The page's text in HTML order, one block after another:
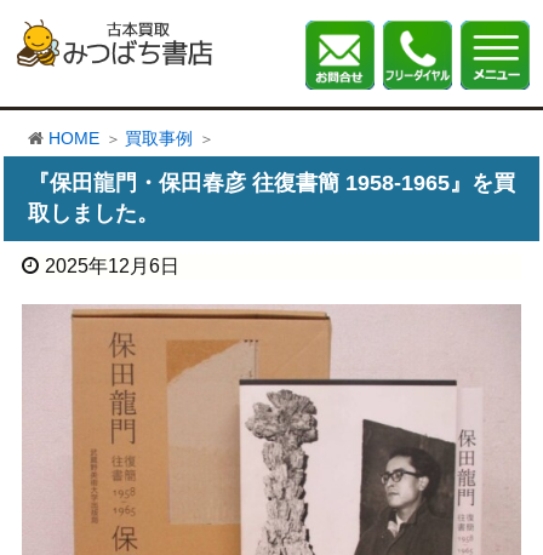
HOME 買取事例
『保田龍門・保田春彦 往復書簡 1958-1965』を買
取しました。
2025年12月6日